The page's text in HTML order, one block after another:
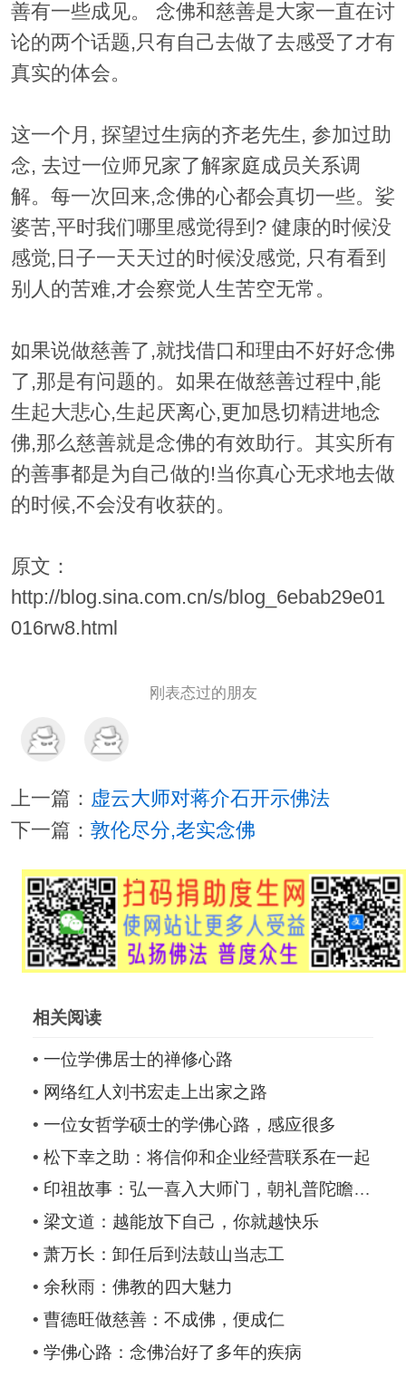
善有一些成见。 念佛和慈善是大家一直在讨
论的两个话题,只有自己去做了去感受了才有
真实的体会。
这一个月, 探望过生病的齐老先生, 参加过助
念, 去过一位师兄家了解家庭成员关系调
解。每一次回来,念佛的心都会真切一些。娑
婆苦,平时我们哪里感觉得到? 健康的时候没
感觉,日子一天天过的时候没感觉, 只有看到
别人的苦难,才会察觉人生苦空无常。
如果说做慈善了,就找借口和理由不好好念佛
了,那是有问题的。如果在做慈善过程中,能
生起大悲心,生起厌离心,更加恳切精进地念
佛,那么慈善就是念佛的有效助行。其实所有
的善事都是为自己做的!当你真心无求地去做
的时候,不会没有收获的。
原文：
http://blog.sina.com.cn/s/blog_6ebab29e01
016rw8.html
刚表态过的朋友
上一篇： 虚云大师对蒋介石开示佛法
下一篇： 敦伦尽分,老实念佛
相关阅读
• 一位学佛居士的禅修心路
• 网络红人刘书宏走上出家之路
• 一位女哲学硕士的学佛心路，感应很多
• 松下幸之助：将信仰和企业经营联系在一起
• 印祖故事：弘一喜入大师门，朝礼普陀瞻盛德
• 梁文道：越能放下自己，你就越快乐
• 萧万长：卸任后到法鼓山当志工
• 余秋雨：佛教的四大魅力
• 曹德旺做慈善：不成佛，便成仁
• 学佛心路：念佛治好了多年的疾病